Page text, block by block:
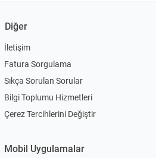
Diğer
İletişim
Fatura Sorgulama
Sıkça Sorulan Sorular
Bilgi Toplumu Hizmetleri
Çerez Tercihlerini Değiştir
Mobil Uygulamalar